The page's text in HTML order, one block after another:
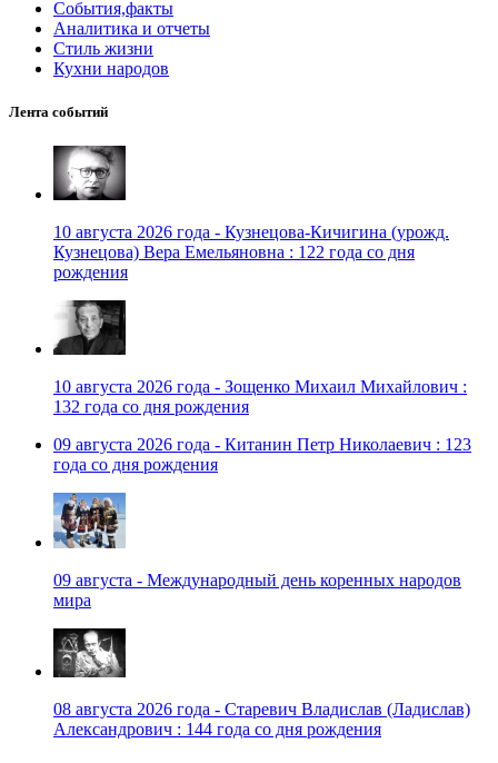
События,факты
Аналитика и отчеты
Стиль жизни
Кухни народов
Лента событий
10 августа 2026 года - Кузнецова-Кичигина (урожд.
Кузнецова) Вера Емельяновна : 122 года со дня
рождения
10 августа 2026 года - Зощенко Михаил Михайлович :
132 года со дня рождения
09 августа 2026 года - Китанин Петр Николаевич : 123
года со дня рождения
09 августа - Международный день коренных народов
мира
08 августа 2026 года - Старевич Владислав (Ладислав)
Александрович : 144 года со дня рождения